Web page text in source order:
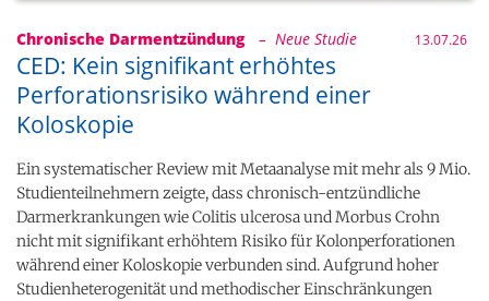
Chronische Darmentzündung – Neue Studie 13.07.26
CED: Kein signifikant erhöhtes
Perforationsrisiko während einer
Koloskopie
Ein systematischer Review mit Metaanalyse mit mehr als 9 Mio.
Studienteilnehmern zeigte, dass chronisch-entzündliche
Darmerkrankungen wie Colitis ulcerosa und Morbus Crohn
nicht mit signifikant erhöhtem Risiko für Kolonperforationen
während einer Koloskopie verbunden sind. Aufgrund hoher
Studienheterogenität und methodischer Einschränkungen